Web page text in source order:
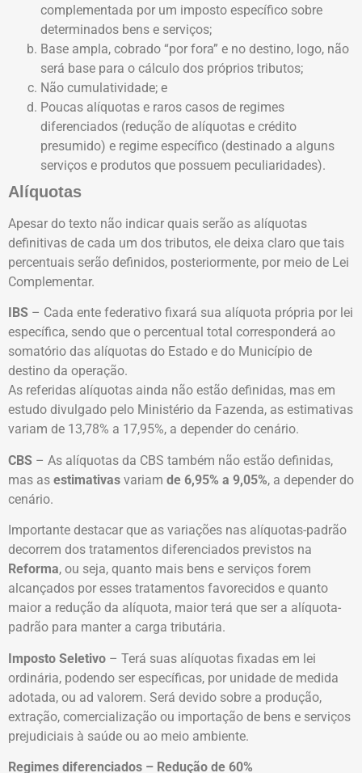
complementada por um imposto específico sobre
determinados bens e serviços;
Base ampla, cobrado “por fora” e no destino, logo, não
será base para o cálculo dos próprios tributos;
Não cumulatividade; e
Poucas alíquotas e raros casos de regimes
diferenciados (redução de alíquotas e crédito
presumido) e regime específico (destinado a alguns
serviços e produtos que possuem peculiaridades).
Alíquotas
Apesar do texto não indicar quais serão as alíquotas
definitivas de cada um dos tributos, ele deixa claro que tais
percentuais serão definidos, posteriormente, por meio de Lei
Complementar.
IBS – Cada ente federativo fixará sua alíquota própria por lei
específica, sendo que o percentual total corresponderá ao
somatório das alíquotas do Estado e do Município de
destino da operação.
As referidas alíquotas ainda não estão definidas, mas em
estudo divulgado pelo Ministério da Fazenda, as estimativas
variam de 13,78% a 17,95%, a depender do cenário.
CBS – As alíquotas da CBS também não estão definidas,
mas as estimativas variam de 6,95% a 9,05%, a depender do
cenário.
Importante destacar que as variações nas alíquotas-padrão
decorrem dos tratamentos diferenciados previstos na
Reforma, ou seja, quanto mais bens e serviços forem
alcançados por esses tratamentos favorecidos e quanto
maior a redução da alíquota, maior terá que ser a alíquota-
padrão para manter a carga tributária.
Imposto Seletivo – Terá suas alíquotas fixadas em lei
ordinária, podendo ser específicas, por unidade de medida
adotada, ou ad valorem. Será devido sobre a produção,
extração, comercialização ou importação de bens e serviços
prejudiciais à saúde ou ao meio ambiente.
Regimes diferenciados – Redução de 60%